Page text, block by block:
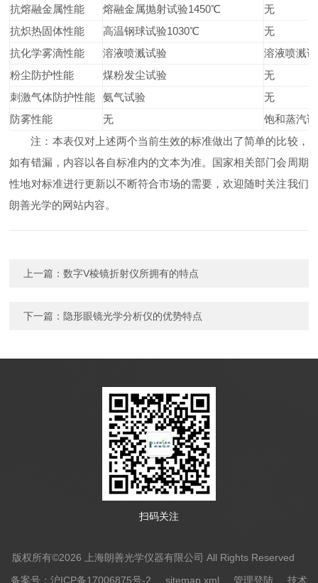
抗熔融金属性能
熔融金属抛射试验1450℃
无
抗炽热固体性能
高温钢球试验1030℃
无
抗化学雾滴性能
溶液喷溅试验
溶液喷溅
粉尘防护性能
煤粉发尘试验
无
刺激气体防护性能
氨气试验
无
防雾性能
无
饱和蒸汽
注：本表仅对上述两个当前生效的标准做出了简单的比较，
如有错漏，内容以各自标准内的文本为准。国家相关部门会周期
性地对标准进行更新以不断符合市场的需要，欢迎随时关注我们
朗善光学的网站内容。
上一篇：数字V棱镜折射仪所拥有的特点
下一篇： 隐形眼镜光学分析仪的优势特点
扫码关注
版权所有©2026 上海朗善光学仪器有限公司 All Rights Reserved
备案号：沪ICP备17006875号-2
sitemap.xml 管理登陆技术